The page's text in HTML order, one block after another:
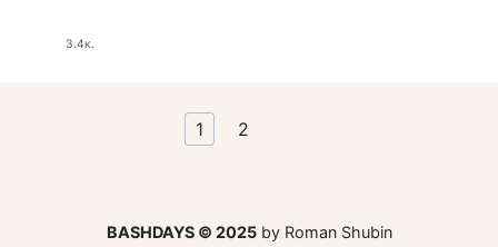
3.4к.
1 2
BASHDAYS © 2025by Roman Shubin